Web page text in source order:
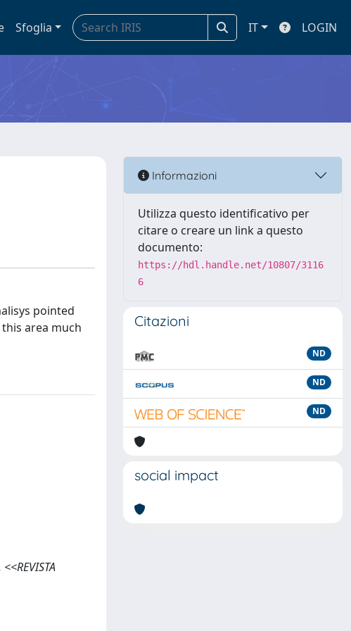
Sfoglia IT LOGIN
pointed
area much
Informazioni
Utilizza questo identificativo per
citare o creare un link a questo
documento:
https://hdl.handle.net/10807/3116
6
Citazioni
ND
ND
ND
social impact